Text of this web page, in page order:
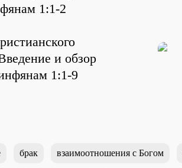
1:1-2
и обзор
1:1-9
брак взаимоотношения с Богом